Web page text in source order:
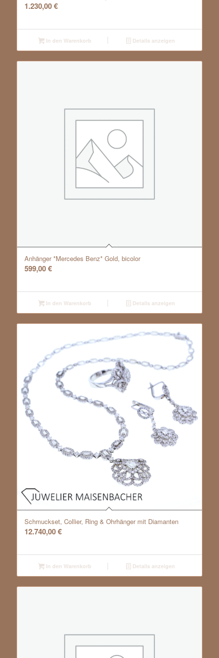
1.230,00€
In den Warenkorb Details anzeigen
Anhänger *Mercedes Benz* Gold, bicolor
599,00€
In den Warenkorb Details anzeigen
Schmuckset, Collier, Ring & Ohrhänger mit Diamanten
12.740,00€
In den Warenkorb Details anzeigen